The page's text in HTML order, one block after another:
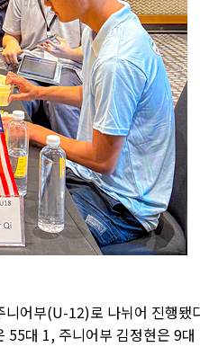
어부(U-12)로 나뉘어 진행됐
55대 1, 주니어부 김정현은 9대